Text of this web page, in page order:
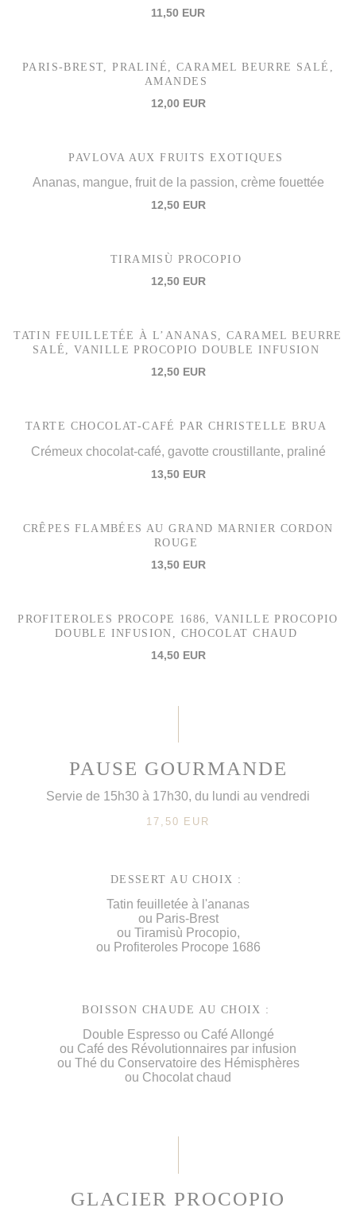
11,50 EUR
PARIS-BREST, PRALINÉ, CARAMEL BEURRE SALÉ,
AMANDES
12,00 EUR
PAVLOVA AUX FRUITS EXOTIQUES
Ananas, mangue, fruit de la passion, crème fouettée
12,50 EUR
TIRAMISÙ PROCOPIO
12,50 EUR
TATIN FEUILLETÉE À L’ANANAS, CARAMEL BEURRE
SALÉ, VANILLE PROCOPIO DOUBLE INFUSION
12,50 EUR
TARTE CHOCOLAT-CAFÉ PAR CHRISTELLE BRUA
Crémeux chocolat-café, gavotte croustillante, praliné
13,50 EUR
CRÊPES FLAMBÉES AU GRAND MARNIER CORDON
ROUGE
13,50 EUR
PROFITEROLES PROCOPE 1686, VANILLE PROCOPIO
DOUBLE INFUSION, CHOCOLAT CHAUD
14,50 EUR
PAUSE GOURMANDE
Servie de 15h30 à 17h30, du lundi au vendredi
17,50 EUR
DESSERT AU CHOIX :
Tatin feuilletée à l'ananas
ou Paris-Brest
ou Tiramisù Procopio,
ou Profiteroles Procope 1686
BOISSON CHAUDE AU CHOIX :
Double Espresso ou Café Allongé
ou Café des Révolutionnaires par infusion
ou Thé du Conservatoire des Hémisphères
ou Chocolat chaud
GLACIER PROCOPIO